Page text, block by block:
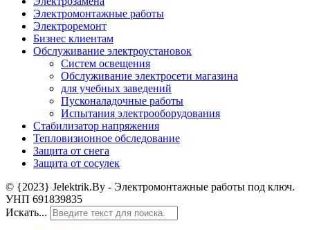
Электромонтажные работы
Электроремонт
Бизнес клиентам
Обслуживание электроустановок
Систем освещения
Обслуживание электросети магазина
для учебных заведений
Пусконаладочные работы
Испытания электрооборудования
Стабилизатор напряжения
Тепловизионное обследование
Защита от снега
Защита от сосулек
© {2023} Jelektrik.By - Электромонтажные работы под ключ.
УНП 691839835
Искать...